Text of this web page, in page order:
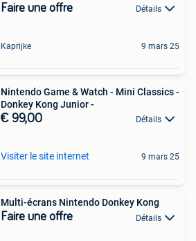
Faire une offre Détails
Kaprijke 9 mars 25
Nintendo Game & Watch - Mini Classics -
Donkey Kong Junior -
€ 99,00 Détails
Visiter le site internet 9 mars 25
Multi-écrans Nintendo Donkey Kong
Faire une offre Détails